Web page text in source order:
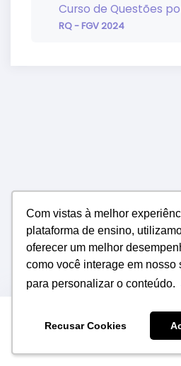
Com vistas à melhor
plataforma de ensino,
oferecer um melhor
como você interage em nosso
para personalizar o conteúdo.
Recusar Cookies
Com vistas à melhor
plataforma de ensino,
oferecer um melhor
como você interage em nosso
para personalizar o conteúdo.
Recusar Cookies
Curso de Questões
RQ - FGV 2024
2026 © Andresan - Cursos e Concursos